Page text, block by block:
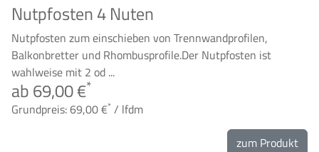
Nutpfosten 4 Nuten
Nutpfosten zum einschieben von Trennwandprofilen,
Balkonbretter und Rhombusprofile.Der Nutpfosten ist
wahlweise mit 2 od ...
ab 69,00 €*
Grundpreis: 69,00 €* / lfdm
zum Produkt